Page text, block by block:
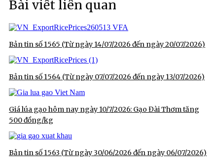
Bài viết liên quan
Bản tin số 1565 (Từ ngày 14/07/2026 đến ngày 20/07/2026)
Bản tin số 1564 (Từ ngày 07/07/2026 đến ngày 13/07/2026)
Giá lúa gạo hôm nay ngày 10/7/2026: Gạo Đài Thơm tăng
500 đồng/kg
Bản tin số 1563 (Từ ngày 30/06/2026 đến ngày 06/07/2026)